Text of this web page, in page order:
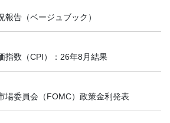
報告（ベージュブック）
指数（CPI）：26年8月結果
場委員会（FOMC）政策金利発表